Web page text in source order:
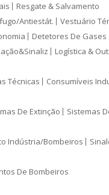
Resgate & Salvamento
Antiestát. Vestuário
Detetores De Gases
Logística &
Técnicas Consumíveis
De Extinção Sistemas
Indústria/Bombeiros
De Bombeiros